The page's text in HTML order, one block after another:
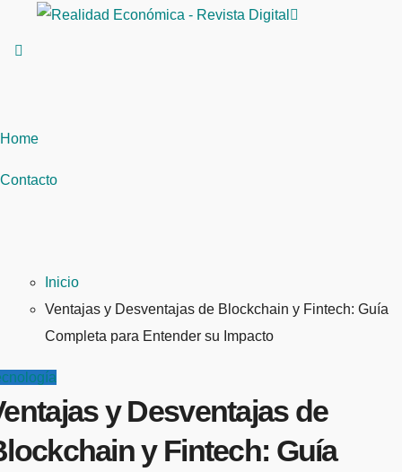
Home
Contacto
Inicio
Ventajas y Desventajas de Blockchain y Fintech: Guía
Completa para Entender su Impacto
y Desventajas de
y Fintech: Guía